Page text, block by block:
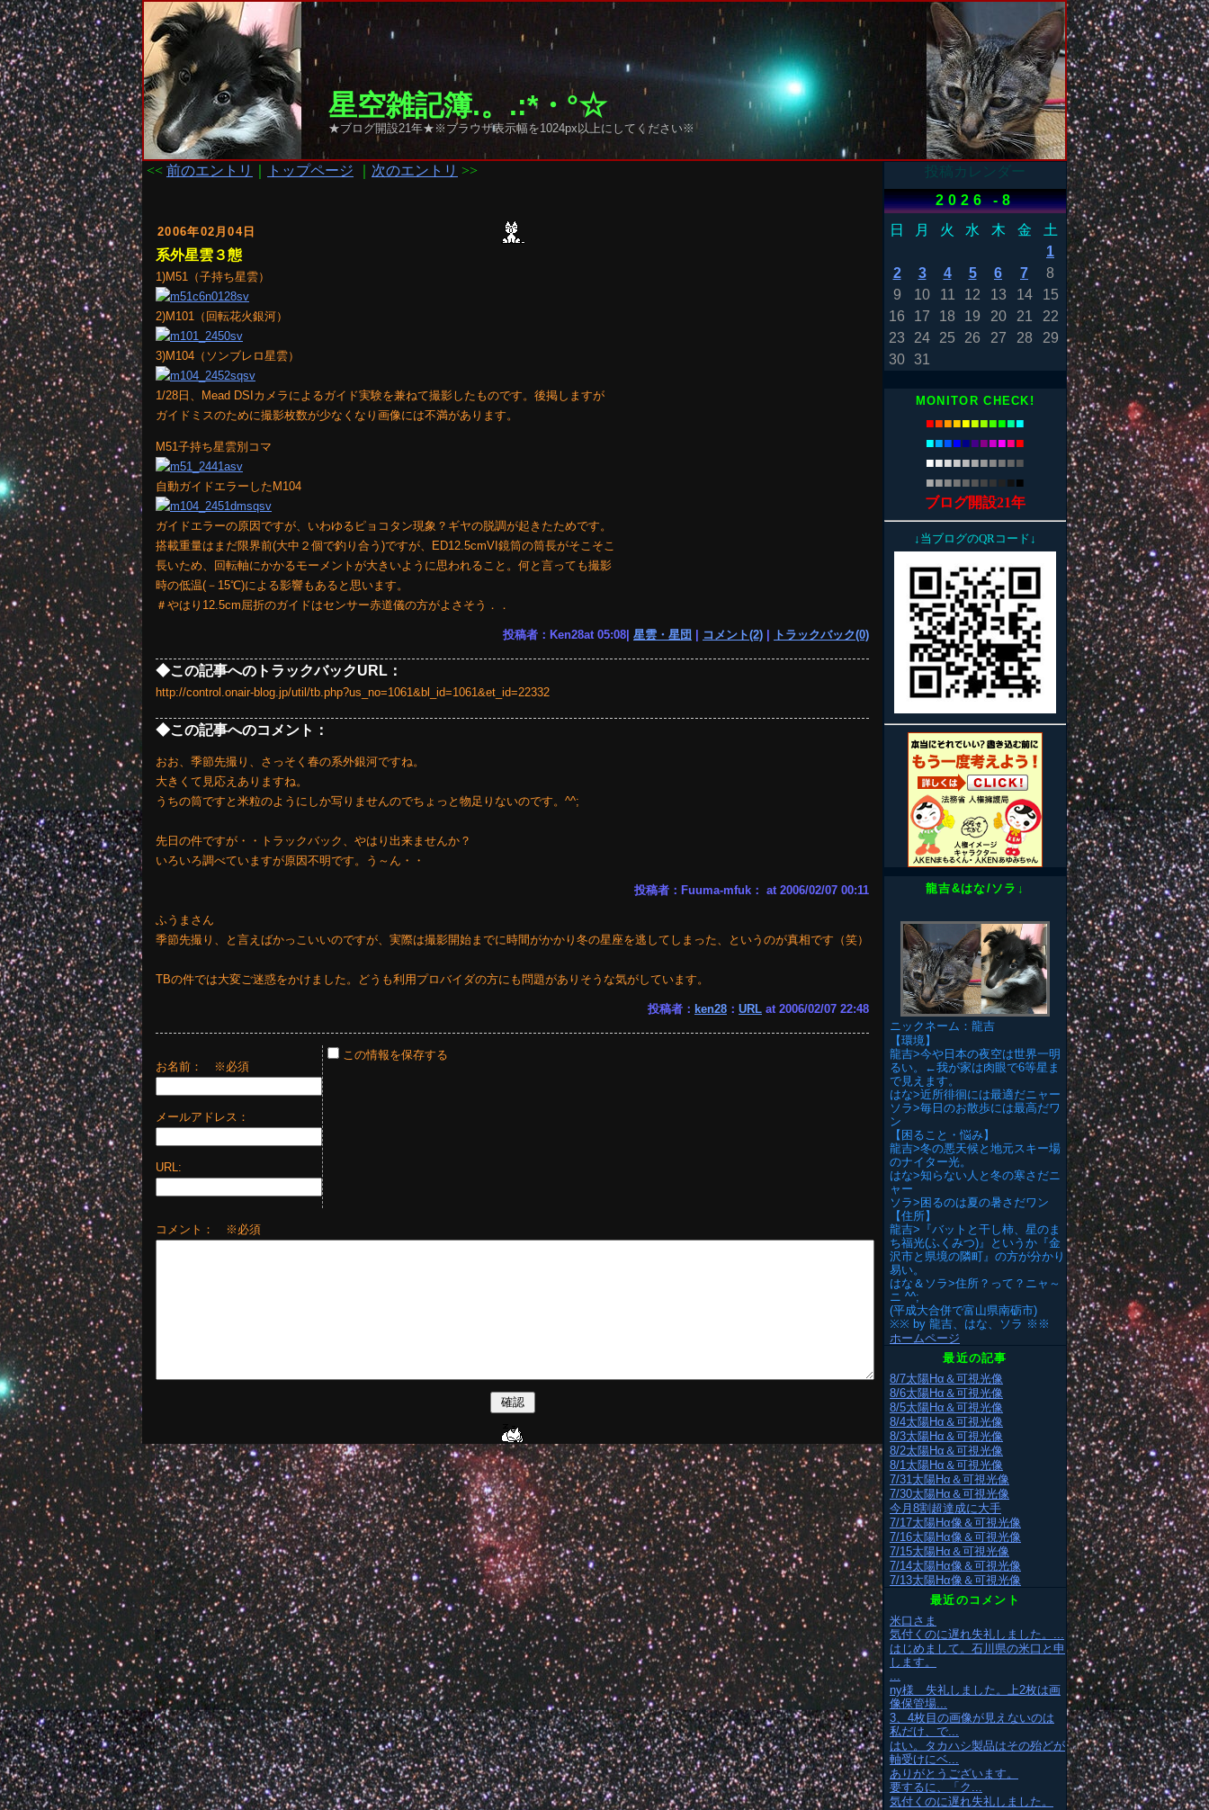
星空雑記簿.。.:*・°☆
★ブログ開設21年★※ブラウザ表示幅を1024px以上にしてください※
<< 前のエントリ トップページ 次のエントリ >>
2006年02月04日
系外星雲３態
1)M51（子持ち星雲）
2)M101（回転花火銀河）
3)M104（ソンブレロ星雲）
1/28日、Mead DSIカメラによるガイド実験を兼ねて撮影したものです。後掲しますが
ガイドミスのために撮影枚数が少なくなり画像には不満があります。
M51子持ち星雲別コマ
自動ガイドエラーしたM104
ガイドエラーの原因ですが、いわゆるピョコタン現象？ギヤの脱調が起きたためです。
搭載重量はまだ限界前(大中２個で釣り合う)ですが、ED12.5cmVI鏡筒の筒長がそこそこ
長いため、回転軸にかかるモーメントが大きいように思われること。何と言っても撮影
時の低温(－15℃)による影響もあると思います。
＃やはり12.5cm屈折のガイドはセンサー赤道儀の方がよさそう．．
投稿者：Ken28at 05:08| 星雲・星団 コメント(2) トラックバック(0)
◆この記事へのトラックバックURL：
http://control.onair-blog.jp/util/tb.php?us_no=1061&bl_id=1061&et_id=22332
◆この記事へのコメント：
おお、季節先撮り、さっそく春の系外銀河ですね。
大きくて見応えありますね。
うちの筒ですと米粒のようにしか写りませんのでちょっと物足りないのです。^^;
先日の件ですが・・トラックバック、やはり出来ませんか？
いろいろ調べていますが原因不明です。う～ん・・
投稿者：Fuuma-mfuk： at 2006/02/07 00:11
ふうまさん
季節先撮り、と言えばかっこいいのですが、実際は撮影開始までに時間がかかり冬の星座を逃してしまった、というのが真相です（笑）
TBの件では大変ご迷惑をかけました。どうも利用プロバイダの方にも問題がありそうな気がしています。
投稿者： ken28 ： URL at 2006/02/07 22:48
お名前： ※必須
メールアドレス：
URL:
この情報を保存する
コメント： ※必須
投稿カレンダー
2026 -8
日
月 火 水 木 金
土
1
2
3 4 5 6 7
8
9
10 11 12 13 14
15
16
17 18 19 20 21
22
23
24 25 26 27 28
29
30 31
MONITOR CHECK!
■■■■■■■■■■■
■■■■■■■■■■■
■■■■■■■■■■■
■■■■■■■■ ■■
ブログ開設21年
↓当ブログのQRコード↓
龍吉&はな/ソラ↓
ニックネーム：龍吉
【環境】
龍吉>今や日本の夜空は世界一明
るい。←我が家は肉眼で6等星ま
で見えます。
はな>近所徘徊には最適だニャー
ソラ>毎日のお散歩には最高だワ
ン
【困ること・悩み】
龍吉>冬の悪天候と地元スキー場
のナイター光。
はな>知らない人と冬の寒さだニ
ャー
ソラ>困るのは夏の暑さだワン
【住所】
龍吉>『バットと干し柿、星のま
ち福光(ふくみつ)』というか『金
沢市と県境の隣町』の方が分かり
易い。
はな＆ソラ>住所？って？ニャ～
ニ ^^;
(平成大合併で富山県南砺市)
※※ by 龍吉、はな、ソラ ※※
ホームページ
最近の記事
8/7太陽Hα＆可視光像
8/6太陽Hα＆可視光像
8/5太陽Hα＆可視光像
8/4太陽Hα＆可視光像
8/3太陽Hα＆可視光像
8/2太陽Hα＆可視光像
8/1太陽Hα＆可視光像
7/31太陽Hα＆可視光像
7/30太陽Hα＆可視光像
今月8割超達成に大手
7/17太陽Hα像＆可視光像
7/16太陽Hα像＆可視光像
7/15太陽Hα＆可視光像
7/14太陽Hα像＆可視光像
7/13太陽Hα像＆可視光像
最近のコメント
米口さま
気付くのに遅れ失礼しました。...
はじめまして。石川県の米口と申
します。
...
ny様 失礼しました。上2枚は画
像保管場...
3、4枚目の画像が見えないのは
私だけ、で...
はい。タカハシ製品はその殆どが
軸受けにベ...
ありがとうございます。
要するに、「ク...
気付くのに遅れ失礼しました。